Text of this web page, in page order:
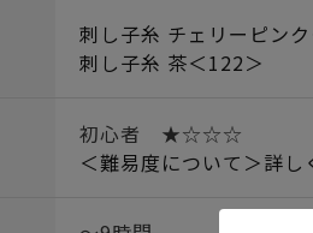
刺し子糸 チェリーピン
刺し子糸 茶＜122＞
初心者 ★☆☆☆
＜難易度について＞詳し